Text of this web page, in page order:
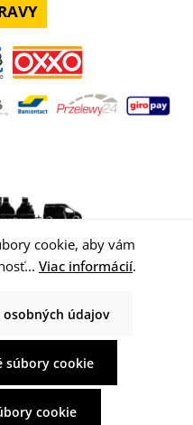
na dopravua možné poplatky za
cookie, aby vám
Viac informácií.
údajov
súbory cookie
cookie